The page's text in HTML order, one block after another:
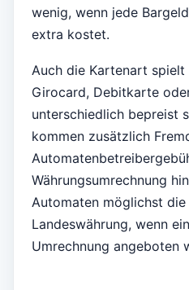
wenig, wenn jede
extra kostet.
Auch die Kartenart spielt
Girocard, Debitkarte
unterschiedlich bepreist
kommen zusätzlich
Währungsumrechnung
Automaten möglichst
Landeswährung, wenn
Umrechnung angeboten